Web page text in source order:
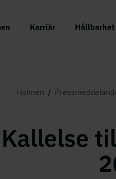
Karriär Hållbarhet
Holmen /
Kallelse